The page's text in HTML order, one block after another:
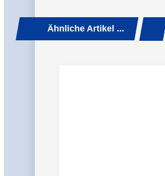
Ähnliche Artikel ...